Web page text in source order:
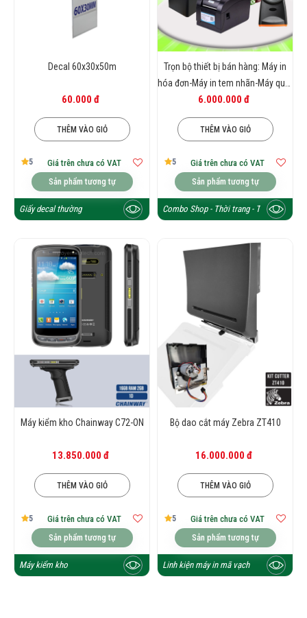
Decal 60x30x50m
60.000 đ
THÊM VÀO GIỎ
5
Giá trên chưa có VAT
Sản phẩm tương tự
Giấy decal thường
Trọn bộ thiết bị bán hàng: Máy in
hóa đơn-Máy in tem nhãn-Máy quét
mã vạch-Phần mềm bán hàng-Giấy
in hóa đơn
6.000.000 đ
THÊM VÀO GIỎ
5
Giá trên chưa có VAT
Sản phẩm tương tự
Combo Shop - Thời trang - Tạp hóa
Máy kiểm kho Chainway C72-ON
13.850.000 đ
THÊM VÀO GIỎ
5
Giá trên chưa có VAT
Sản phẩm tương tự
Máy kiểm kho
Bộ dao cắt máy Zebra ZT410
16.000.000 đ
THÊM VÀO GIỎ
5
Giá trên chưa có VAT
Sản phẩm tương tự
Linh kiện máy in mã vạch